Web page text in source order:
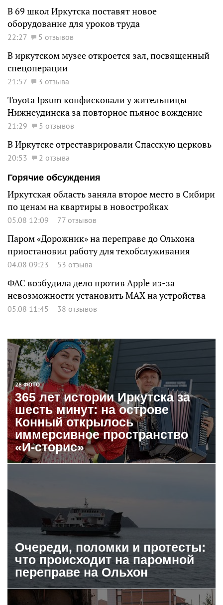
В 69 школ Иркутска поставят новое
оборудование для уроков труда
22:27 5 отзывов
В иркутском музее откроется зал, посвященный
спецоперации
21:57 3 отзыва
Toyota Ipsum конфисковали у жительницы
Нижнеудинска за повторное пьяное вождение
21:29 5 отзывов
В Иркутске отреставрировали Спасскую церковь
20:53
2 отзыва
Горячие обсуждения
Иркутская область заняла второе место в Сибири
по ценам на квартиры в новостройках
05.08 12:09 77 отзывов
Паром «Дорожник» на переправе до Ольхона
приостановил работу для техобслуживания
04.08 09:23 53 отзыва
ФАС возбудила дело против Apple из-за
невозможности установить MAX на устройства
05.08 11:45 38 отзывов
28 ФОТО
365 лет истории Иркутска за
шесть минут: на острове
Конный открылось
иммерсивное пространство
«И-сторис»
Очереди, поломки и протесты:
что происходит на паромной
переправе на Ольхон